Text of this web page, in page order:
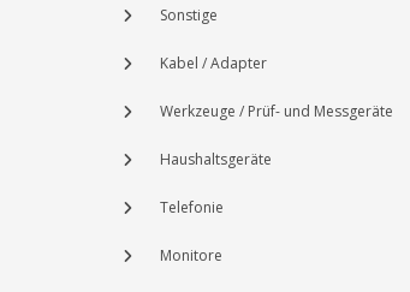
Sonstige
Kabel / Adapter
Werkzeuge / Prüf- und Messgeräte
Haushaltsgeräte
Telefonie
Monitore